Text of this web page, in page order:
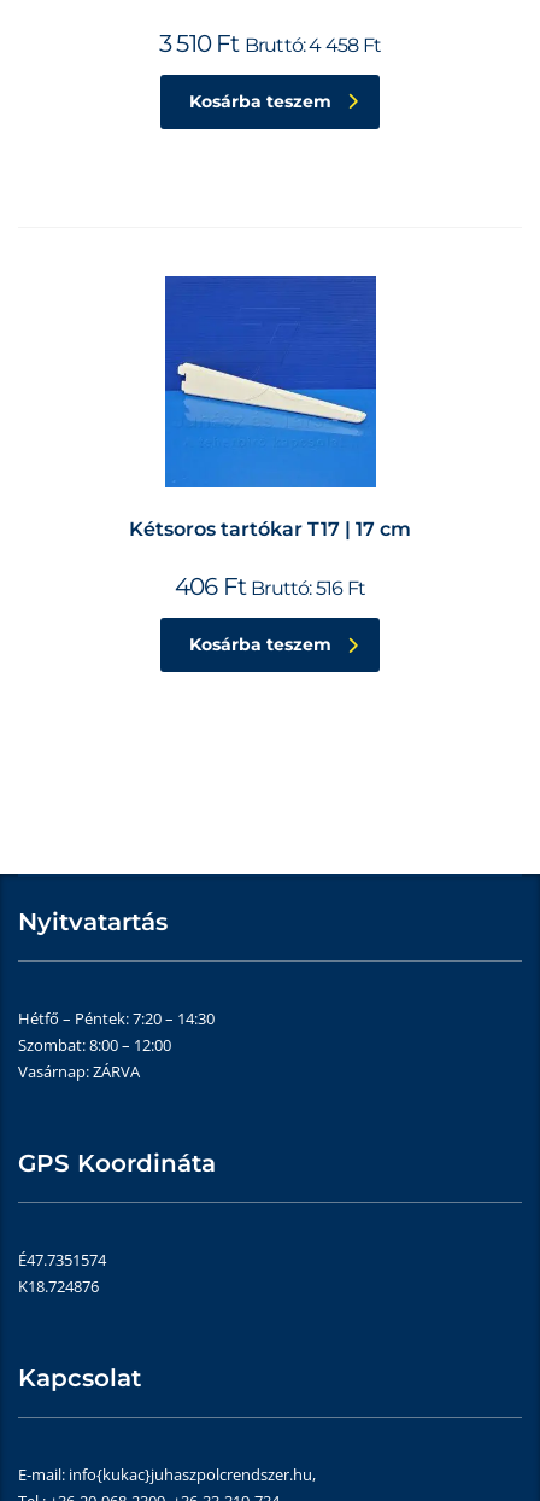
3 510 Ft Bruttó:4 458 Ft
Kosárba teszem
Kétsoros tartókar T17 | 17 cm
406 Ft Bruttó:516 Ft
Kosárba teszem
Nyitvatartás
Hétfő – Péntek: 7:20 – 14:30
Szombat: 8:00 – 12:00
Vasárnap: ZÁRVA
GPS Koordináta
É47.7351574
K18.724876
Kapcsolat
E-mail: info{kukac}juhaszpolcrendszer.hu,